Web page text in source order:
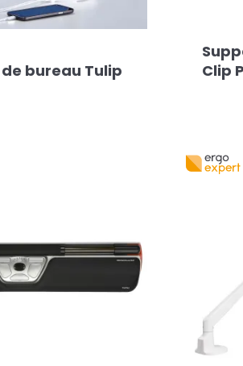
bureau Tulip
Clip